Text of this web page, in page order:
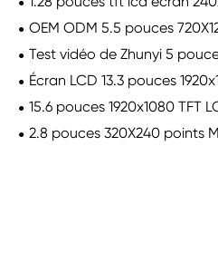
OEM ODM 5.5 pouces
Test vidéo de Zhunyi 5
Écran LCD 13.3 pouces
15.6 pouces 1920x1080 TFT
2.8 pouces 320X240 points